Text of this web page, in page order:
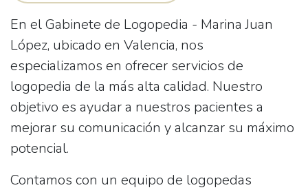
En el Gabinete de Logopedia - Marina Juan
López, ubicado en Valencia, nos
especializamos en ofrecer servicios de
logopedia de la más alta calidad. Nuestro
objetivo es ayudar a nuestros pacientes a
mejorar su comunicación y alcanzar su máximo
potencial.
Contamos con un equipo de logopedas